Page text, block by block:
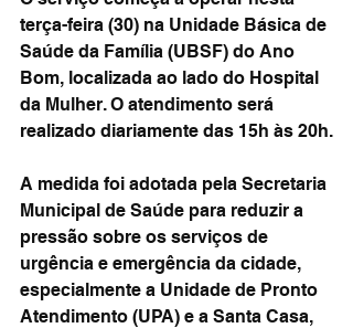
terça-feira (30) na Unidade Básica de
Saúde da Família (UBSF) do Ano
Bom, localizada ao lado do Hospital
da Mulher. O atendimento será
realizado diariamente das 15h às 20h.
A medida foi adotada pela Secretaria
Municipal de Saúde para reduzir a
pressão sobre os serviços de
urgência e emergência da cidade,
especialmente a Unidade de Pronto
Atendimento (UPA) e a Santa Casa,